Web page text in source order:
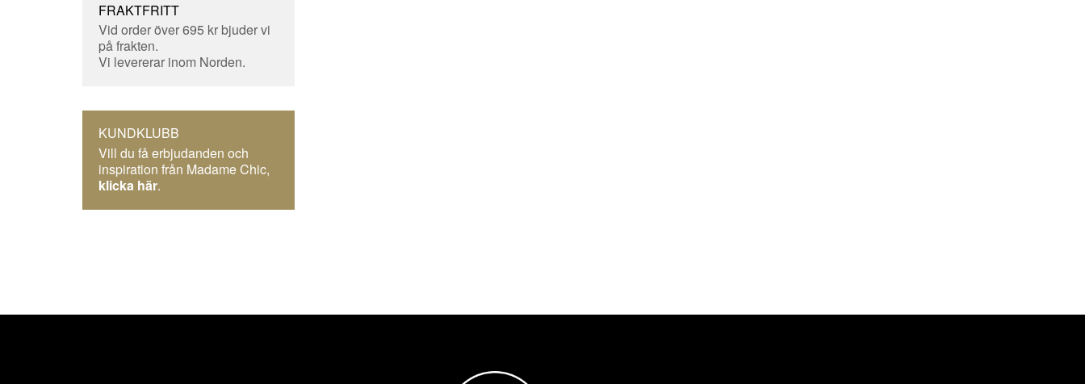
FRAKTFRITT
Vid order över 695 kr bjuder vi
på frakten.
Vi levererar inom Norden.
KUNDKLUBB
Vill du få erbjudanden och
inspiration från Madame Chic,
klicka här.